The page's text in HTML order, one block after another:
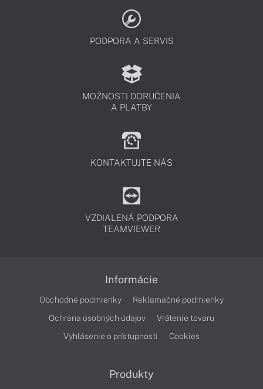
PODPORA A SERVIS
MOŽNOSTI DORUČENIA
A PLATBY
KONTAKTUJTE NÁS
VZDIALENÁ PODPORA
TEAMVIEWER
Informácie
Obchodné podmienky
Reklamačné podmienky
Ochrana osobných údajov
Vrátenie tovaru
Vyhlásenie o prístupnosti
Cookies
Produkty